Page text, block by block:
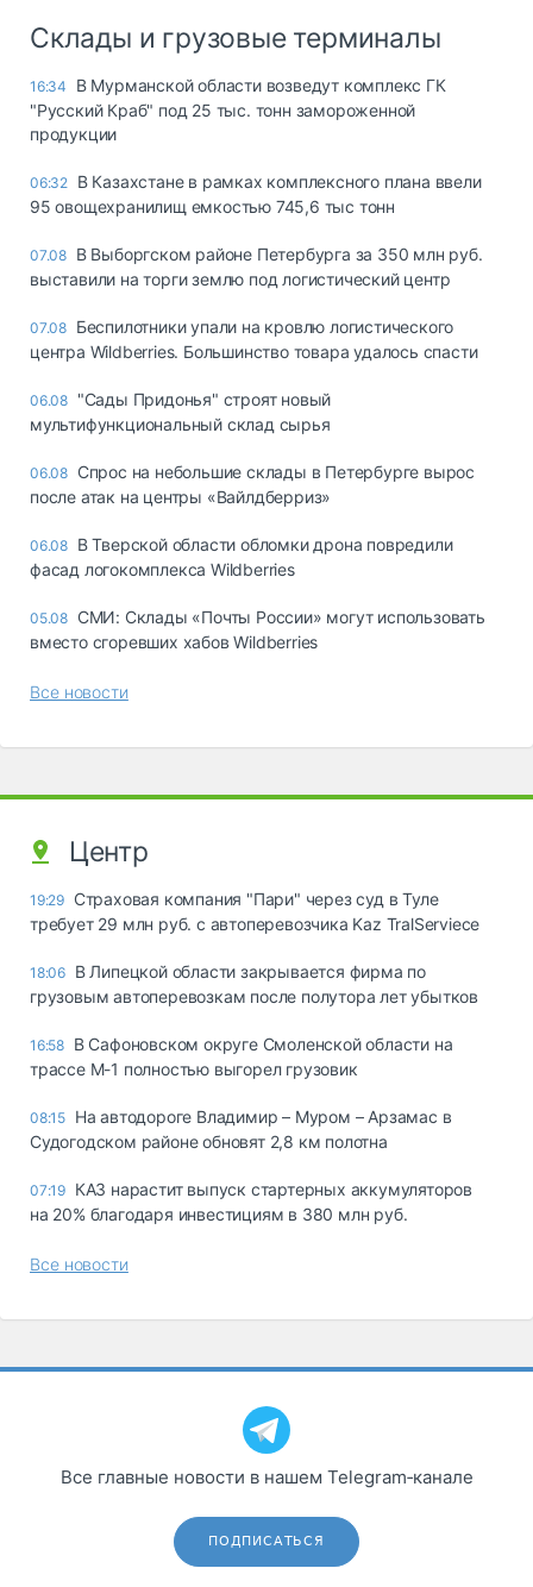
Склады и грузовые терминалы
16:34
В Мурманской области возведут комплекс ГК
"Русский Краб" под 25 тыс. тонн замороженной
продукции
06:32 В Казахстане в рамках комплексного плана ввели
95 овощехранилищ емкостью 745,6 тыс тонн
07.08 В Выборгском районе Петербурга за 350 млн руб.
выставили на торги землю под логистический центр
07.08 Беспилотники упали на кровлю логистического
центра Wildberries. Большинство товара удалось спасти
06.08 "Сады Придонья" строят новый
мультифункциональный склад сырья
06.08 Спрос на небольшие склады в Петербурге вырос
после атак на центры «Вайлдберриз»
06.08 В Тверской области обломки дрона повредили
фасад логокомплекса Wildberries
05.08 СМИ: Склады «Почты России» могут использовать
вместо сгоревших хабов Wildberries
Все новости
Центр
19:29 Страховая компания "Пари" через суд в Туле
требует 29 млн руб. с автоперевозчика Kaz TralServiece
18:06 В Липецкой области закрывается фирма по
грузовым автоперевозкам после полутора лет убытков
16:58 В Сафоновском округе Смоленской области на
трассе М-1 полностью выгорел грузовик
08:15 На автодороге Владимир – Муром – Арзамас в
Судогодском районе обновят 2,8 км полотна
07:19 КАЗ нарастит выпуск стартерных аккумуляторов
на 20% благодаря инвестициям в 380 млн руб.
Все новости
Все главные новости в нашем Telegram‑канале
ПОДПИСАТЬСЯ